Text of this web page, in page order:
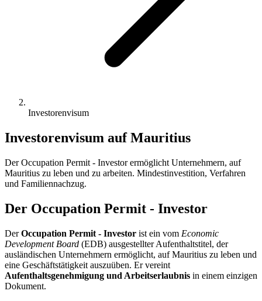
Investorenvisum
Investorenvisum auf Mauritius
Der Occupation Permit - Investor ermöglicht Unternehmern, auf
Mauritius zu leben und zu arbeiten. Mindestinvestition, Verfahren
und Familiennachzug.
Der Occupation Permit - Investor
DerOccupation Permit - Investor ist ein vom Economic
Development Board (EDB) ausgestellter Aufenthaltstitel, der
ausländischen Unternehmern ermöglicht, auf Mauritius zu leben und
eine Geschäftstätigkeit auszuüben. Er vereint
Aufenthaltsgenehmigung und Arbeitserlaubnis in einem einzigen
Dokument.